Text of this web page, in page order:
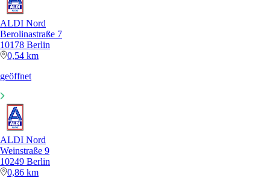
ALDI Nord
Berolinastraße 7
10178 Berlin
0,54 km
geöffnet
ALDI Nord
Weinstraße 9
10249 Berlin
0,86 km